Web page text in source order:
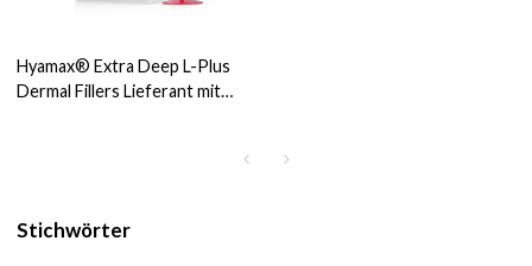
Hyamax® Extra Deep L-Plus
Dermal Fillers Lieferant mit
Stichwörter